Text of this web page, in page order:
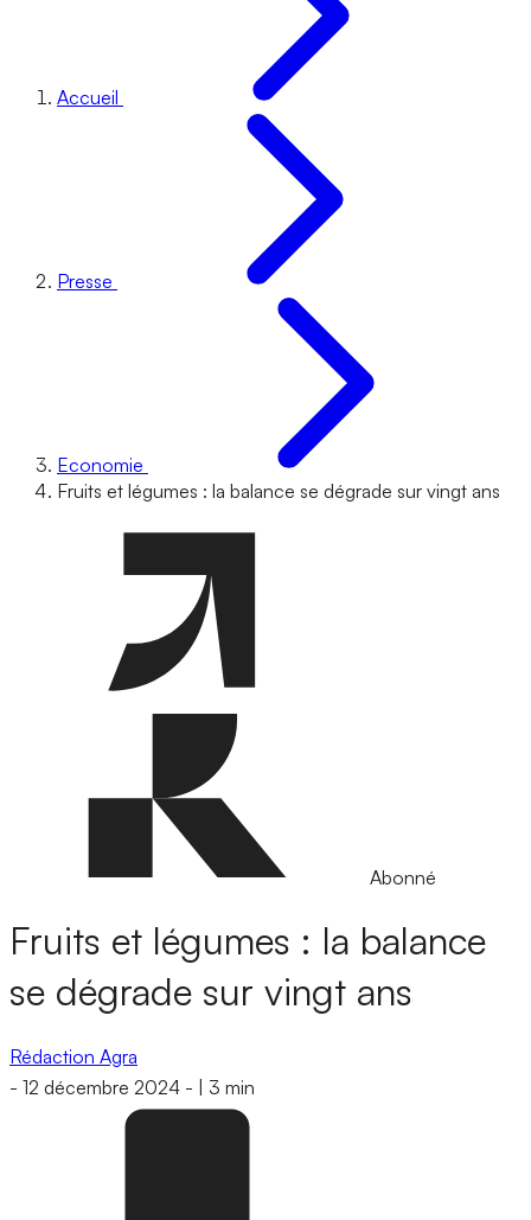
Accueil
Presse
Economie
Fruits et légumes : la balance se dégrade sur vingt ans
Abonné
Fruits et légumes : la balance
se dégrade sur vingt ans
Rédaction Agra
- 12 décembre 2024 - 3 min